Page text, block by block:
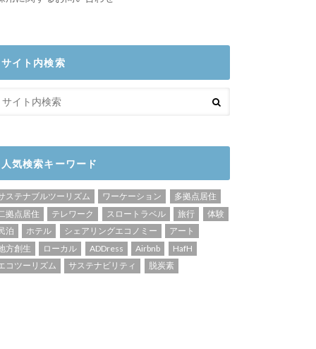
サイト内検索
人気検索キーワード
ステナブルツーリズム ワーケーション
多拠点居住
拠点居住
テレワーク スロートラベル 旅行
体験
泊
ホテル シェアリングエコノミー
アート
方創生
ローカル ADDress Airbnb
HafH
コツーリズム
サステナビリティ 脱炭素